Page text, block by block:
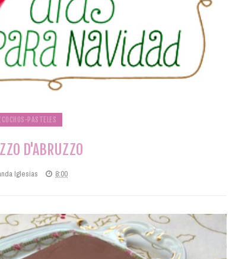
PASTELES
D'ABRUZZO
Iglesias 8:00